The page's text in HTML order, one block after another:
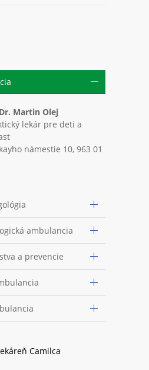
Martin Olej
lekár pre deti a
námestie 10, 963 01
ambulancia
a prevencie
Camilca